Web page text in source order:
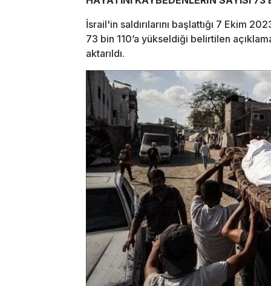
İsrail'in saldırılarını başlattığı 7 Ekim
73 bin 110’a yükseldiği belirtilen
aktarıldı.